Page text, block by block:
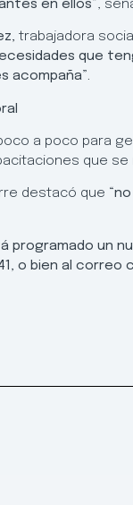
en ellos”,
trabajadora
que
acompaña”.
a poco para
que se
destacó que
programado un
o bien al